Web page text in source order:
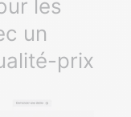
les
un
prix